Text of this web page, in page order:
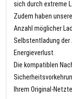
sich durch extreme
Zudem haben
Anzahl möglicher
Selbstentladung der
Energieverlust.
Die kompatiblen
Ihrem Original-